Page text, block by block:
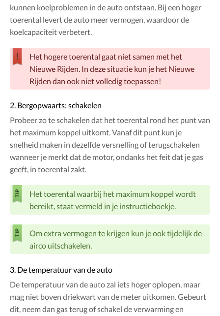
kunnen koelproblemen in de auto ontstaan. Bij een hoger
toerental levert de auto meer vermogen, waardoor de
koelcapaciteit verbetert.
Het hogere toerental gaat niet samen met het
Nieuwe Rijden. In deze situatie kun je het Nieuwe
Rijden dan ook niet volledig toepassen!
2. Bergopwaarts: schakelen
Probeer zo te schakelen dat het toerental rond het punt van
het maximum koppel uitkomt. Vanaf dit punt kun je
snelheid maken in dezelfde versnelling of terugschakelen
wanneer je merkt dat de motor, ondanks het feit dat je gas
geeft, in toerental zakt.
Het toerental waarbij het maximum koppel wordt
bereikt, staat vermeld in je instructieboekje.
Om extra vermogen te krijgen kun je ook tijdelijk de
airco uitschakelen.
3. De temperatuur van de auto
De temperatuur van de auto zal iets hoger oplopen, maar
mag niet boven driekwart van de meter uitkomen. Gebeurt
dit, neem dan gas terug of schakel de verwarming en